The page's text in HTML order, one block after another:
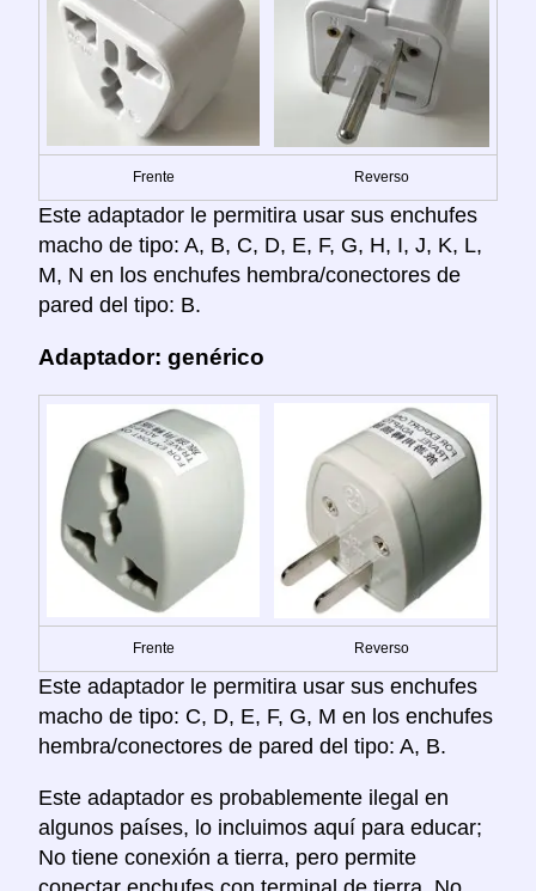
Frente Reverso
Este adaptador le permitira usar sus enchufes
macho de tipo: A, B, C, D, E, F, G, H, I, J, K, L,
M, N en los enchufes hembra/conectores de
pared del tipo: B.
Adaptador: genérico
Frente Reverso
Este adaptador le permitira usar sus enchufes
macho de tipo: C, D, E, F, G, M en los enchufes
hembra/conectores de pared del tipo: A, B.
Este adaptador es probablemente ilegal en
algunos países, lo incluimos aquí para educar;
No tiene conexión a tierra, pero permite